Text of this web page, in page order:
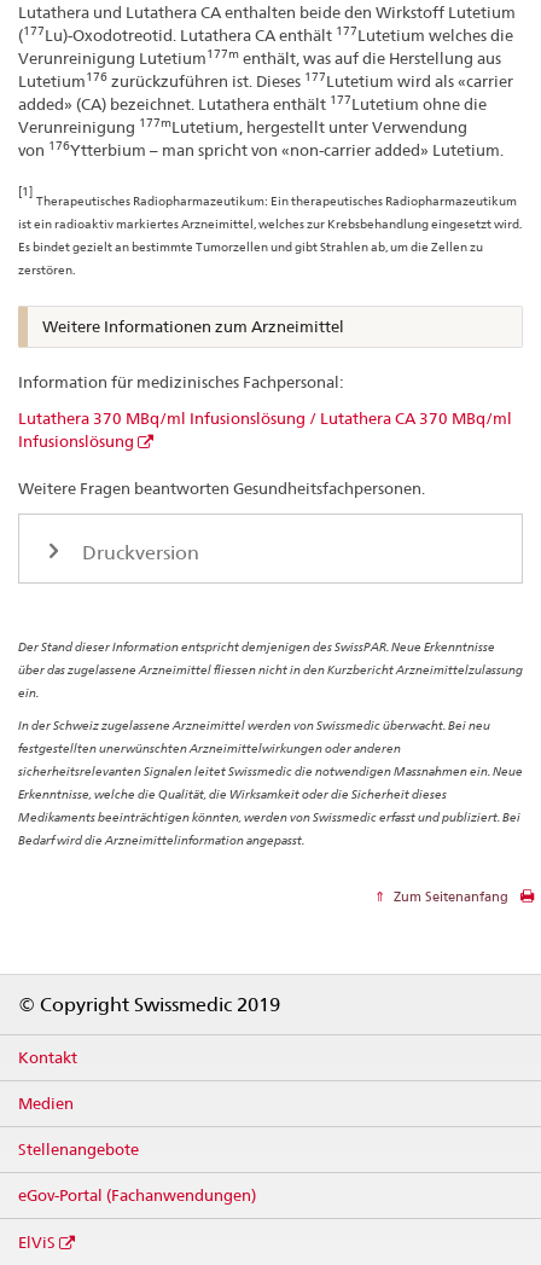
Lutathera und Lutathera CA enthalten beide den Wirkstoff Lutetium
(177Lu)-Oxodotreotid. Lutathera CA enthält 177Lutetium welches die
Verunreinigung Lutetium177m enthält, was auf die Herstellung aus
Lutetium176 zurückzuführen ist. Dieses 177Lutetium wird als «carrier
added» (CA) bezeichnet. Lutathera enthält 177Lutetium ohne die
Verunreinigung 177mLutetium, hergestellt unter Verwendung
von 176Ytterbium – man spricht von «non-carrier added» Lutetium.
[1]
Therapeutisches Radiopharmazeutikum: Ein therapeutisches Radiopharmazeutikum
ist ein radioaktiv markiertes Arzneimittel, welches zur Krebsbehandlung eingesetzt wird.
Es bindet gezielt an bestimmte Tumorzellen und gibt Strahlen ab, um die Zellen zu
zerstören.
Weitere Informationen zum Arzneimittel
Information für medizinisches Fachpersonal:
Lutathera 370 MBq/ml Infusionslösung / Lutathera CA 370 MBq/ml
Infusionslösung
Weitere Fragen beantworten Gesundheitsfachpersonen.
Druckversion
Der Stand dieser Information entspricht demjenigen des SwissPAR. Neue Erkenntnisse
über das zugelassene Arzneimittel fliessen nicht in den Kurzbericht Arzneimittelzulassung
ein.
In der Schweiz zugelassene Arzneimittel werden von Swissmedic überwacht. Bei neu
festgestellten unerwünschten Arzneimittelwirkungen oder anderen
sicherheitsrelevanten Signalen leitet Swissmedic die notwendigen Massnahmen ein. Neue
Erkenntnisse, welche die Qualität, die Wirksamkeit oder die Sicherheit dieses
Medikaments beeinträchtigen könnten, werden von Swissmedic erfasst und publiziert. Bei
Bedarf wird die Arzneimittelinformation angepasst.
Zum Seitenanfang
© Copyright Swissmedic 2019
Kontakt
Medien
Stellenangebote
eGov-Portal (Fachanwendungen)
ElViS